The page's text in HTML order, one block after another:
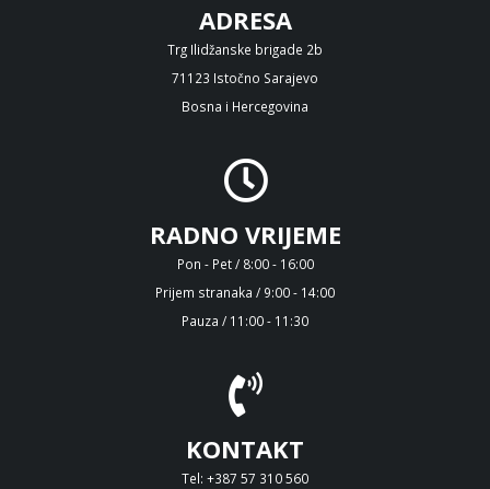
ADRESA
Trg Ilidžanske brigade 2b
71123 Istočno Sarajevo
Bosna i Hercegovina
RADNO VRIJEME
Pon - Pet / 8:00 - 16:00
Prijem stranaka / 9:00 - 14:00
Pauza / 11:00 - 11:30
KONTAKT
Tel: +387 57 310 560